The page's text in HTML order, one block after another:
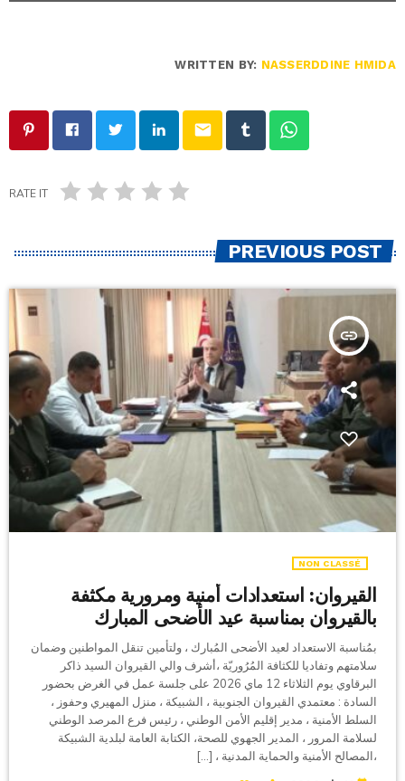
WRITTEN BY: NASSERDDINE HMIDA
email
RATE IT
PREVIOUS POST
insert_link
NON CLASSÉ
القيروان: استعدادات أمنية ومرورية مكثفة
بالقيروان بمناسبة عيد الأضحى المبارك
بمُناسبة الاستعداد لعيد الأضحى المُبارك ، ولتأمين تنقل المواطنين وضمان
سلامتهم وتفاديا للكثافة المُرُوريّة ،أشرف والي القيروان السيد ذاكر
البرقاوي يوم الثلاثاء 12 ماي 2026 على جلسة عمل في الغرض بحضور
السادة : معتمدي القيروان الجنوبية ، الشبيكة ، منزل المهيري وحفوز ،
السلط الأمنية ، مدير إقليم الأمن الوطني ، رئيس فرع المرصد الوطني
لسلامة المرور ، المدير الجهوي للصحة، الكتابة العامة لبلدية الشبيكة
،المصالح الأمنية والحماية المدنية ، […]